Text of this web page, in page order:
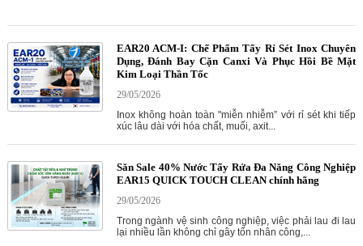
EAR20 ACM-I: Chế Phẩm Tẩy Rỉ Sét Inox Chuyên
Dụng, Đánh Bay Cặn Canxi Và Phục Hồi Bề Mặt
Kim Loại Thần Tốc
29/05/2026
Inox không hoàn toàn "miễn nhiễm” với rỉ sét khi tiếp
xúc lâu dài với hóa chất, muối, axit...
Săn Sale 40% Nước Tẩy Rửa Đa Năng Công Nghiệp
EAR15 QUICK TOUCH CLEAN chính hãng
29/05/2026
Trong ngành vệ sinh công nghiệp, việc phải lau đi lau
lại nhiều lần không chỉ gây tốn nhân công,...